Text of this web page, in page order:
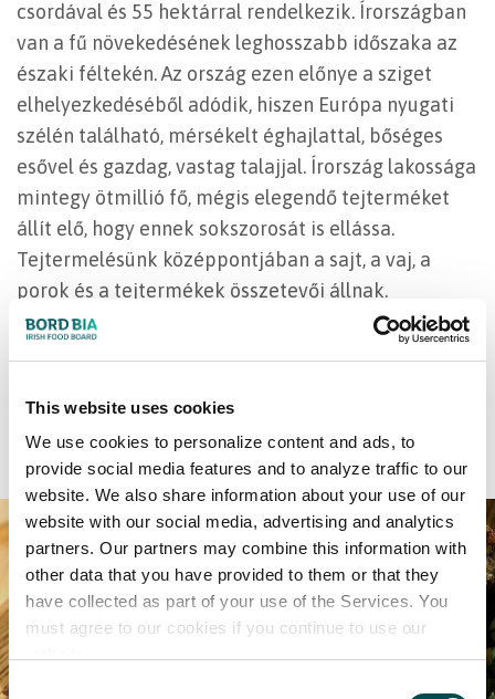
This website uses cookies
We use cookies to personalize content and ads, to
provide social media features and to analyze traffic to our
website. We also share information about your use of our
website with our social media, advertising and analytics
partners. Our partners may combine this information with
other data that you have provided to them or that they
have collected as part of your use of the Services. You
must agree to our cookies if you continue to use our
Consent
csordával és 55 hektárral rendelkezik. Írországban
van a fű növekedésének leghosszabb időszaka az
északi féltekén. Az ország ezen előnye a sziget
elhelyezkedéséből adódik, hiszen Európa nyugati
szélén található, mérsékelt éghajlattal, bőséges
esővel és gazdag, vastag talajjal. Írország lakossága
mintegy ötmillió fő, mégis elegendő tejterméket
állít elő, hogy ennek sokszorosát is ellássa.
Tejtermelésünk középpontjában a sajt, a vaj, a
porok és a tejtermékek összetevői állnak.
Szalonnás, spenótos és sajtos tart
Farmhouse cheddar sajtos keksz
Hekk, brokkoli és cheddar sajt összesütve